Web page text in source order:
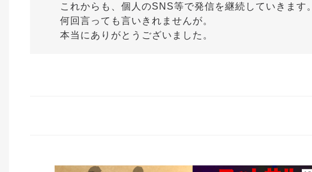
これからも、個人のSNS等で発信を継続していきます。
何回言っても言いきれませんが。
本当にありがとうございました。